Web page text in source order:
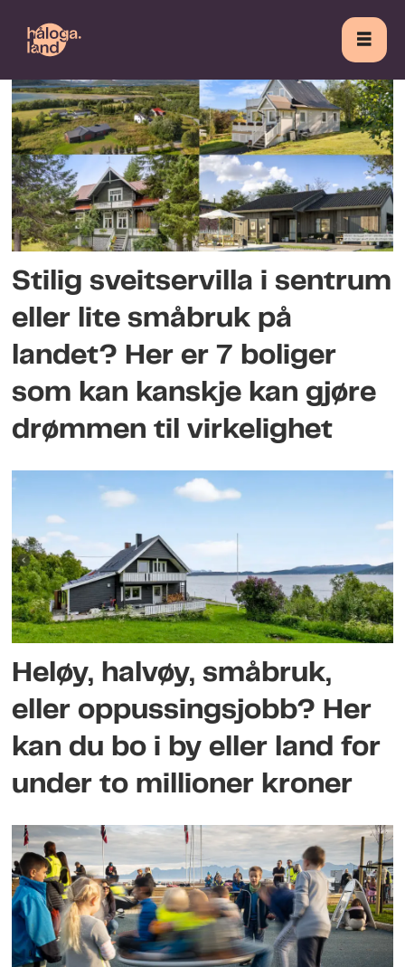
Tag:
harstad
Stilig sveitservilla i sentrum
eller lite småbruk på
landet? Her er 7 boliger
som kan kanskje kan gjøre
drømmen til virkelighet
Heløy, halvøy, småbruk,
eller oppussingsjobb? Her
kan du bo i by eller land for
under to millioner kroner